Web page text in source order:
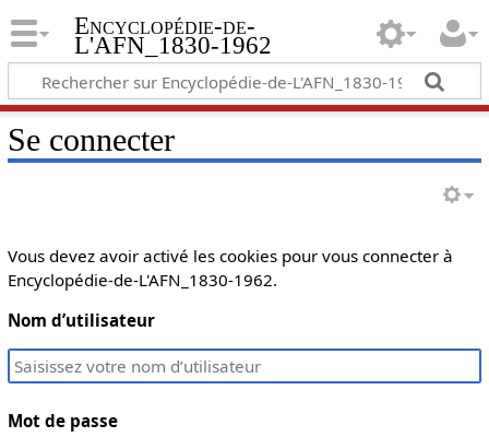
Encyclopédie-de-
L'AFN_1830-1962
Se connecter
Vous devez avoir activé les cookies pour vous connecter à
Encyclopédie-de-L'AFN_1830-1962.
Nom d’utilisateur
Mot de passe